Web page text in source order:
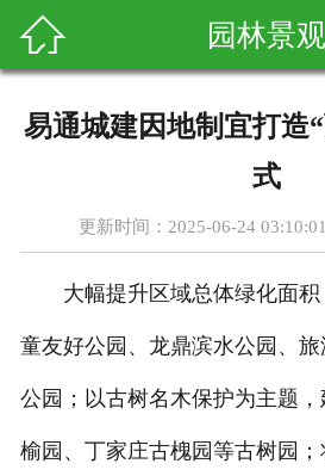
 园林景观
易通城建因地制宜打造
式
更新时间：2025-06-24
大幅提升区域总体绿化面积
童友好公园、龙鼎滨水公园、
公园；以古树名木保护为主题
榆园、丁家庄古槐园等古树园